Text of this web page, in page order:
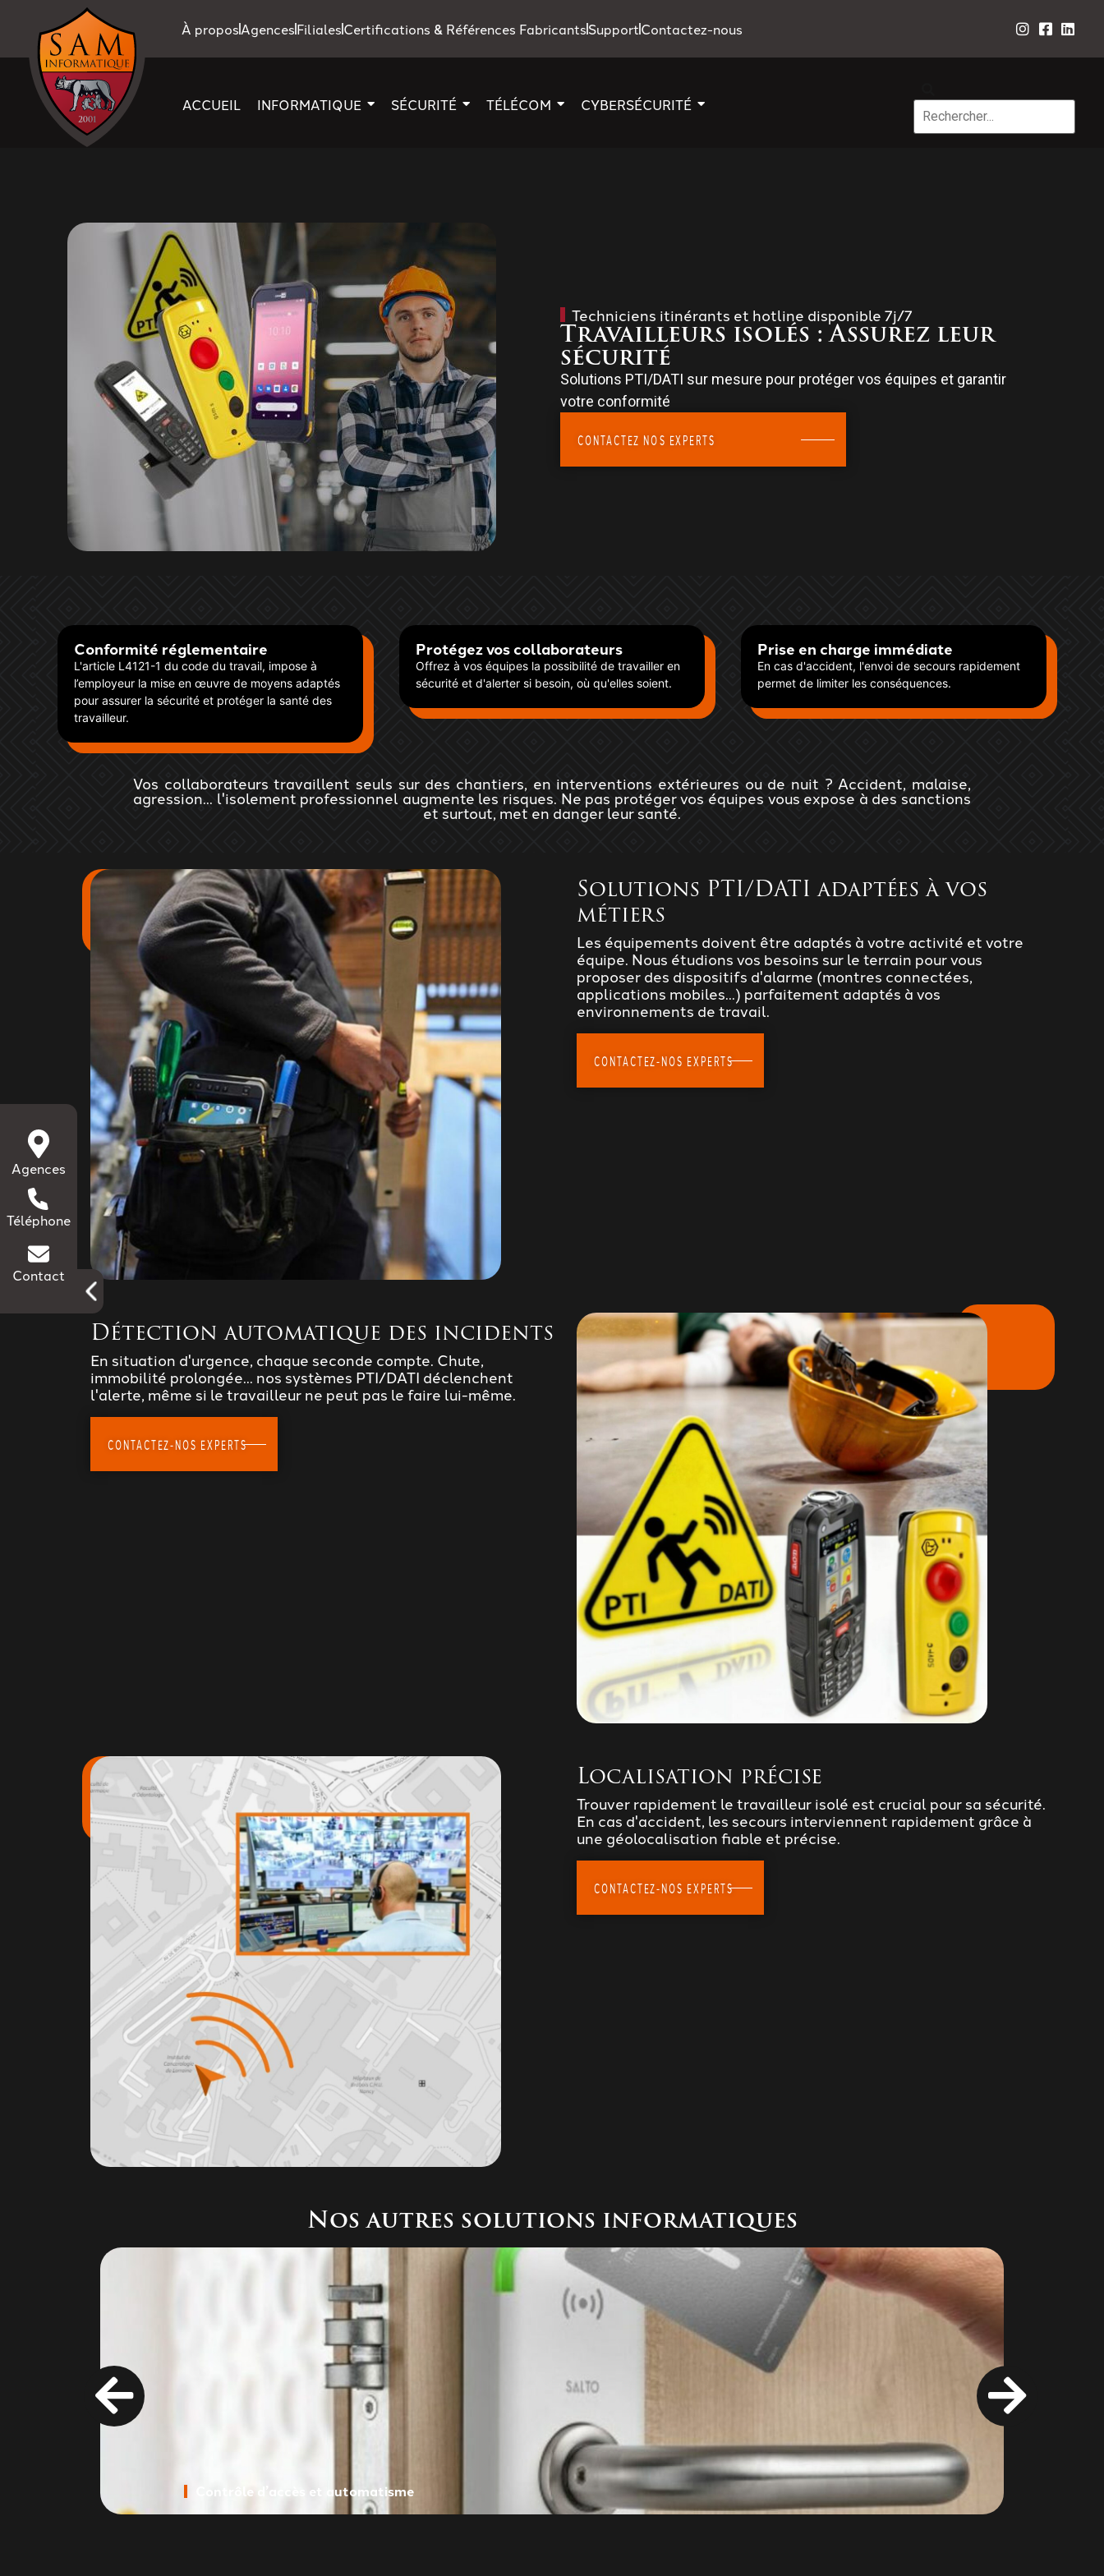
À proposAgencesFilialesCertifications & Références FabricantsSupportContactez-nous
ACCUEIL INFORMATIQUE SÉCURITÉ TÉLÉCOM CYBERSÉCURITÉ
Techniciens itinérants et hotline disponible 7j/7
Travailleurs isolés : Assurez leur
sécurité
Solutions PTI/DATI sur mesure pour protéger vos équipes et garantir
votre conformité
CONTACTEZ NOS EXPERTS
Conformité réglementaire
L'article L4121-1 du code du travail, impose à
l’employeur la mise en œuvre de moyens adaptés
pour assurer la sécurité et protéger la santé des
travailleur.
Protégez vos collaborateurs
Offrez à vos équipes la possibilité de travailler en
sécurité et d'alerter si besoin, où qu'elles soient.
Prise en charge immédiate
En cas d'accident, l'envoi de secours rapidement
permet de limiter les conséquences.
Vos collaborateurs travaillent seuls sur des chantiers, en interventions extérieures ou de nuit ? Accident, malaise,
agression... l'isolement professionnel augmente les risques. Ne pas protéger vos équipes vous expose à des sanctions
et surtout, met en danger leur santé.
Solutions PTI/DATI adaptées à vos
métiers
Les équipements doivent être adaptés à votre activité et votre
équipe. Nous étudions vos besoins sur le terrain pour vous
proposer des dispositifs d'alarme (montres connectées,
applications mobiles...) parfaitement adaptés à vos
environnements de travail.
CONTACTEZ-NOS EXPERTS
Détection automatique des incidents
En situation d'urgence, chaque seconde compte. Chute,
immobilité prolongée... nos systèmes PTI/DATI déclenchent
l'alerte, même si le travailleur ne peut pas le faire lui-même.
CONTACTEZ-NOS EXPERTS
Localisation précise
Trouver rapidement le travailleur isolé est crucial pour sa sécurité.
En cas d'accident, les secours interviennent rapidement grâce à
une géolocalisation fiable et précise.
CONTACTEZ-NOS EXPERTS
Nos autres solutions informatiques
Contrôle d’accès et automatisme
Agences
Téléphone
Contact